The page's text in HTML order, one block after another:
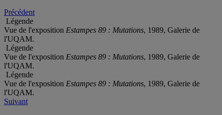
Précédent
Légende
Vue de l'exposition Estampes 89 : Mutations, 1989, Galerie de
l'UQAM.
Légende
Vue de l'exposition Estampes 89 : Mutations, 1989, Galerie de
l'UQAM.
Légende
Vue de l'exposition Estampes 89 : Mutations, 1989, Galerie de
l'UQAM.
Suivant